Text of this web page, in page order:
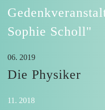
Sophie Scholl"
06. 2019
Die Physiker
11. 2018